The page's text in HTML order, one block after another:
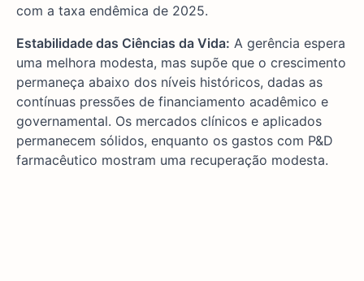
com a taxa endêmica de 2025.
Estabilidade das Ciências da Vida: A gerência espera
uma melhora modesta, mas supõe que o crescimento
permaneça abaixo dos níveis históricos, dadas as
contínuas pressões de financiamento acadêmico e
governamental. Os mercados clínicos e aplicados
permanecem sólidos, enquanto os gastos com P&D
farmacêutico mostram uma recuperação modesta.